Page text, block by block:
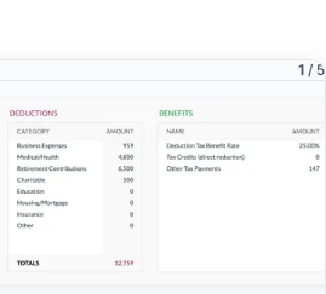
1 / 5